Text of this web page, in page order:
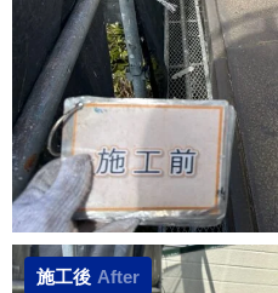
施工後 After